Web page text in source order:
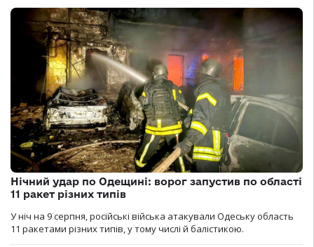
Нічний удар по Одещині: ворог запустив по області
11 ракет різних типів
У ніч на 9 серпня, російські війська атакували Одеську область
11 ракетами різних типів, у тому числі й балістикою.